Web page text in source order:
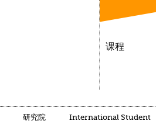
课程
研究院 International Student